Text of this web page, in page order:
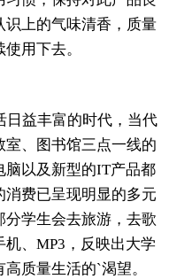
上的气味清香，质量
用下去。
益丰富的时代，当代
、图书馆三点一线的
脑以及新型的IT产品都
费已呈现明显的多元
学生会去旅游，去歌
、MP3，反映出大学
质量生活的`渴望。